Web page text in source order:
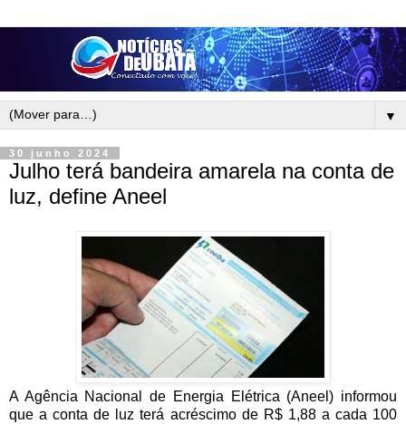
▼
30 junho 2024
Julho terá bandeira amarela na conta de
luz, define Aneel
A Agência Nacional de Energia Elétrica (Aneel) informou
que a conta de luz terá acréscimo de R$ 1,88 a cada 100